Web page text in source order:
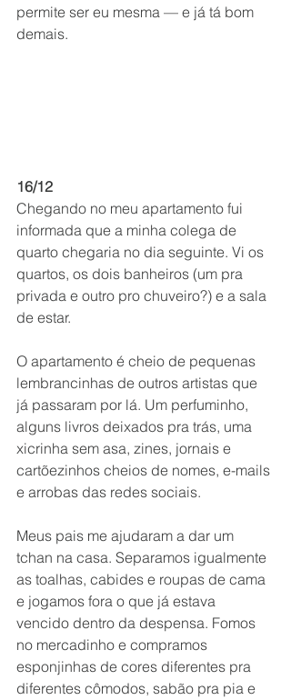
permite ser eu mesma — e já tá bom
demais.
16/12
Chegando no meu apartamento fui
informada que a minha colega de
quarto chegaria no dia seguinte. Vi os
quartos, os dois banheiros (um pra
privada e outro pro chuveiro?) e a sala
de estar.
O apartamento é cheio de pequenas
lembrancinhas de outros artistas que
já passaram por lá. Um perfuminho,
alguns livros deixados pra trás, uma
xicrinha sem asa, zines, jornais e
cartõezinhos cheios de nomes, e-mails
e arrobas das redes sociais.
Meus pais me ajudaram a dar um
tchan na casa. Separamos igualmente
as toalhas, cabides e roupas de cama
e jogamos fora o que já estava
vencido dentro da despensa. Fomos
no mercadinho e compramos
esponjinhas de cores diferentes pra
diferentes cômodos, sabão pra pia e